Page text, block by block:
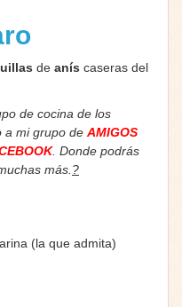
de anís caseras del
de cocina de los
a mi grupo de AMIGOS
. Donde podrás
más. ?
(la que admita)